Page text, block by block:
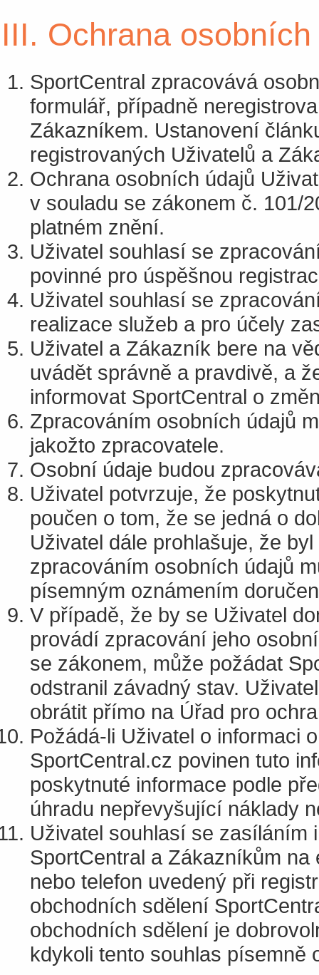
III. Ochrana
SportCentral zpracovává
formulář, případně
Zákazníkem. Ustanovení
registrovaných Uživatelů a
Ochrana osobních údajů
v souladu se zákonem č. 101/
platném znění.
Uživatel souhlasí se
povinné pro úspěšnou
Uživatel souhlasí se
realizace služeb a pro účely
Uživatel a Zákazník bere na
uvádět správně a pravdivě, a
informovat SportCentral o
Zpracováním osobních údajů
jakožto zpracovatele.
Osobní údaje budou
Uživatel potvrzuje, že
poučen o tom, že se jedná o
Uživatel dále prohlašuje, že
zpracováním osobních údajů
písemným oznámením
V případě, že by se Uživatel
provádí zpracování jeho
se zákonem, může požádat
odstranil závadný stav.
obrátit přímo na Úřad pro
Požádá-li Uživatel o informaci
SportCentral.cz povinen tuto
poskytnuté informace podle
úhradu nepřevyšující náklady
Uživatel souhlasí se zasíláním
SportCentral a Zákazníkům
nebo telefon uvedený při
obchodních sdělení
obchodních sdělení je
kdykoli tento souhlas písemně